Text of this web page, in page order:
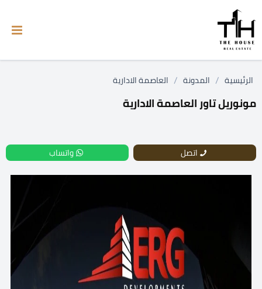
الرئيسية / المدونة / العاصمة الادارية
مونوريل تاور العاصمة الادارية
اتصل واتساب